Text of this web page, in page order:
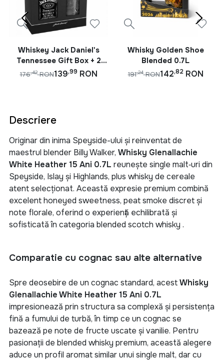
Whiskey Jack Daniel's
Tennessee Gift Box + 2
Pahare 0.7L
139,99 RON
176,42 RON
Whisky Golden Shoe
Blended 0.7L
142,82 RON
191,24 RON
Descriere
Originar din inima Speyside-ului și reinventat de
maestrul blender Billy Walker, Whisky Glenallachie
White Heather 15 Ani 0.7L reunește single malt‑uri din
Speyside, Islay și Highlands, plus whisky de cereale
atent selecționat. Această expresie premium combină
excelenthoneyed sweetness, peat smoke discret și
note florale, oferind o experiență echilibrată și
sofisticată în categoria blended scotch whisky .
Comparatie cu cognac sau alte alternative
Spre deosebire de un cognac standard, acestWhisky
Glenallachie White Heather 15 Ani 0.7L
impresionează prin structura sa complexă și persistența
fină a fumului de turbă, în timp ce un cognac se
bazează pe note de fructe uscate și vanilie. Pentru
pasionații de blended whisky premium, această alegere
aduce un profil aromat similar unui single malt, dar cu